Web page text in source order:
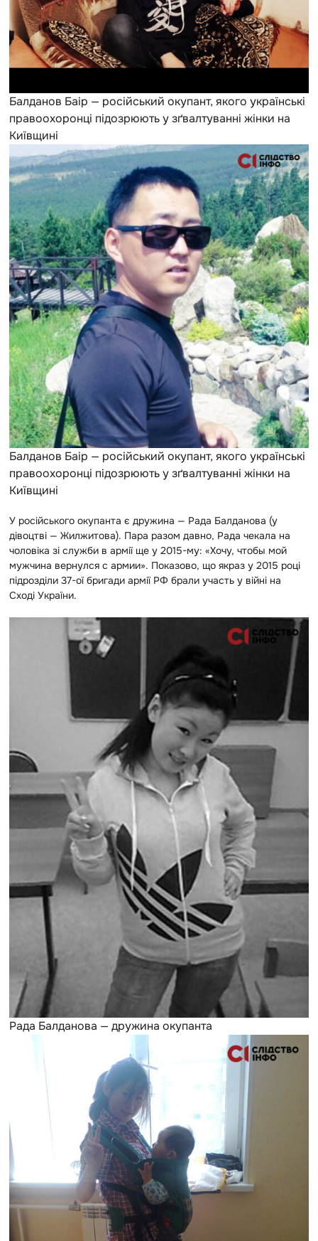
Балданов Баір — російський окупант, якого українські
правоохоронці підозрюють у зґвалтуванні жінки на
Київщині
Балданов Баір — російський окупант, якого українські
правоохоронці підозрюють у зґвалтуванні жінки на
Київщині
У російського окупанта є дружина — Рада Балданова (у
дівоцтві — Жилжитова). Пара разом давно, Рада чекала на
чоловіка зі служби в армії ще у 2015-му: «Хочу, чтобы мой
мужчина вернулся с армии». Показово, що якраз у 2015 році
підрозділи 37-ої бригади армії РФ брали участь у війні на
Сході України.
Рада Балданова — дружина окупанта